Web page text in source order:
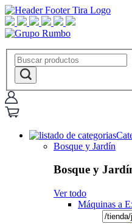
Bosque y Jardín
Bosque y
Ver todo
Máquinas a